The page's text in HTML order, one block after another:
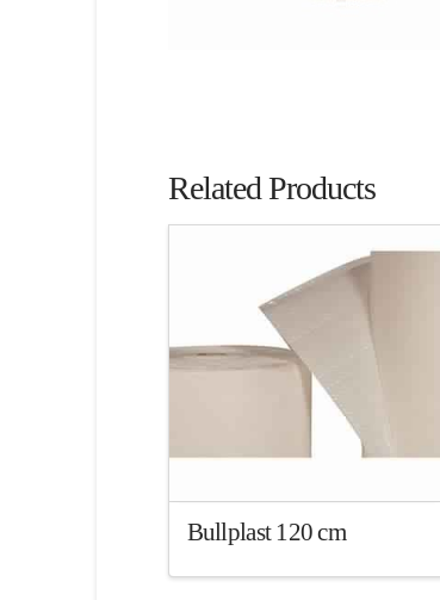
Related Products
Bullplast 120 cm